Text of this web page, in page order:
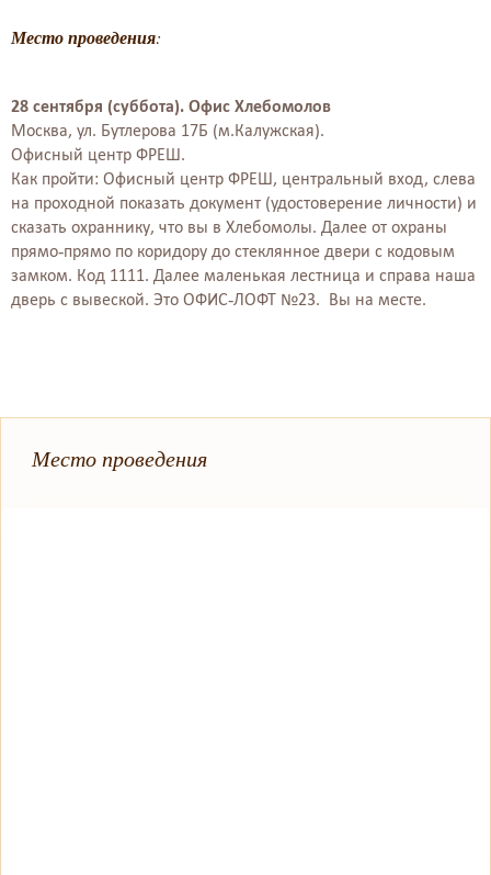
Место проведения:
28 сентября (суббота). Офис Хлебомолов
Москва, ул. Бутлерова 17Б (м.Калужская).
Офисный центр ФРЕШ.
Как пройти: Офисный центр ФРЕШ, центральный вход, слева
на проходной показать документ (удостоверение личности) и
сказать охраннику, что вы в Хлебомолы. Далее от охраны
прямо-прямо по коридору до стеклянное двери с кодовым
замком. Код 1111. Далее маленькая лестница и справа наша
дверь с вывеской. Это ОФИС-ЛОФТ №23. Вы на месте.
Место проведения